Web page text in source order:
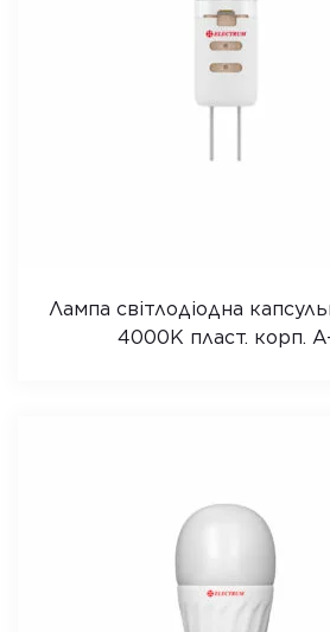
Лампа світлодіодна
4000K пласт. корп.